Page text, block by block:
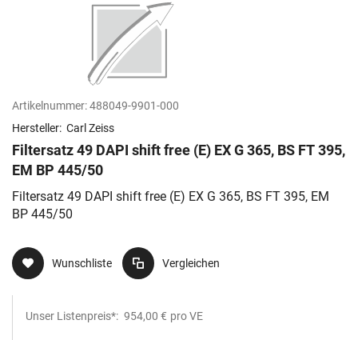
Artikelnummer:488049-9901-000
Hersteller: Carl Zeiss
Filtersatz 49 DAPI shift free (E) EX G 365, BS FT 395,
EM BP 445/50
Filtersatz 49 DAPI shift free (E) EX G 365, BS FT 395, EM
BP 445/50
Wunschliste Vergleichen
Unser Listenpreis*: 954,00 € pro VE